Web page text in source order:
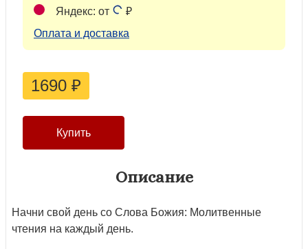
Яндекс: от
₽
Оплата и доставка
1690 ₽
Описание
Начни свой день со Слова Божия: Молитвенные
чтения на каждый день.